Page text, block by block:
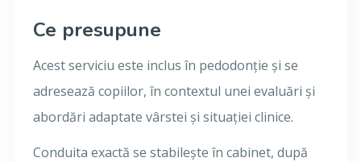
Ce presupune
Acest serviciu este inclus în pedodonție și se
adresează copiilor, în contextul unei evaluări și
abordări adaptate vârstei și situației clinice.
Conduita exactă se stabilește în cabinet, după